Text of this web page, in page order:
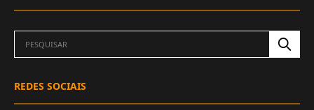
REDES SOCIAIS